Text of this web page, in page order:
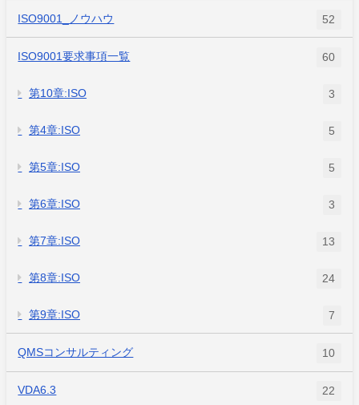
ISO9001_ノウハウ 52
ISO9001要求事項一覧 60
第10章:ISO 3
第4章:ISO 5
第5章:ISO 5
第6章:ISO 3
第7章:ISO 13
第8章:ISO 24
第9章:ISO 7
QMSコンサルティング 10
VDA6.3 22